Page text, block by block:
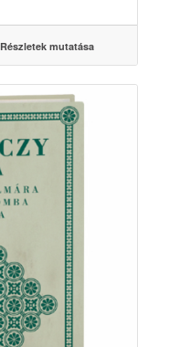
Részletek mutatása